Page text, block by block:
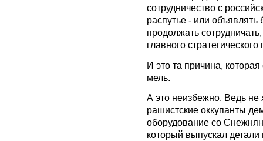
сотрудничество с
распутье - или
продолжать
главного
И это та причина,
мель.
А это неизбежно. Ведь не
рашистские оккупанты
оборудование со
который выпускал